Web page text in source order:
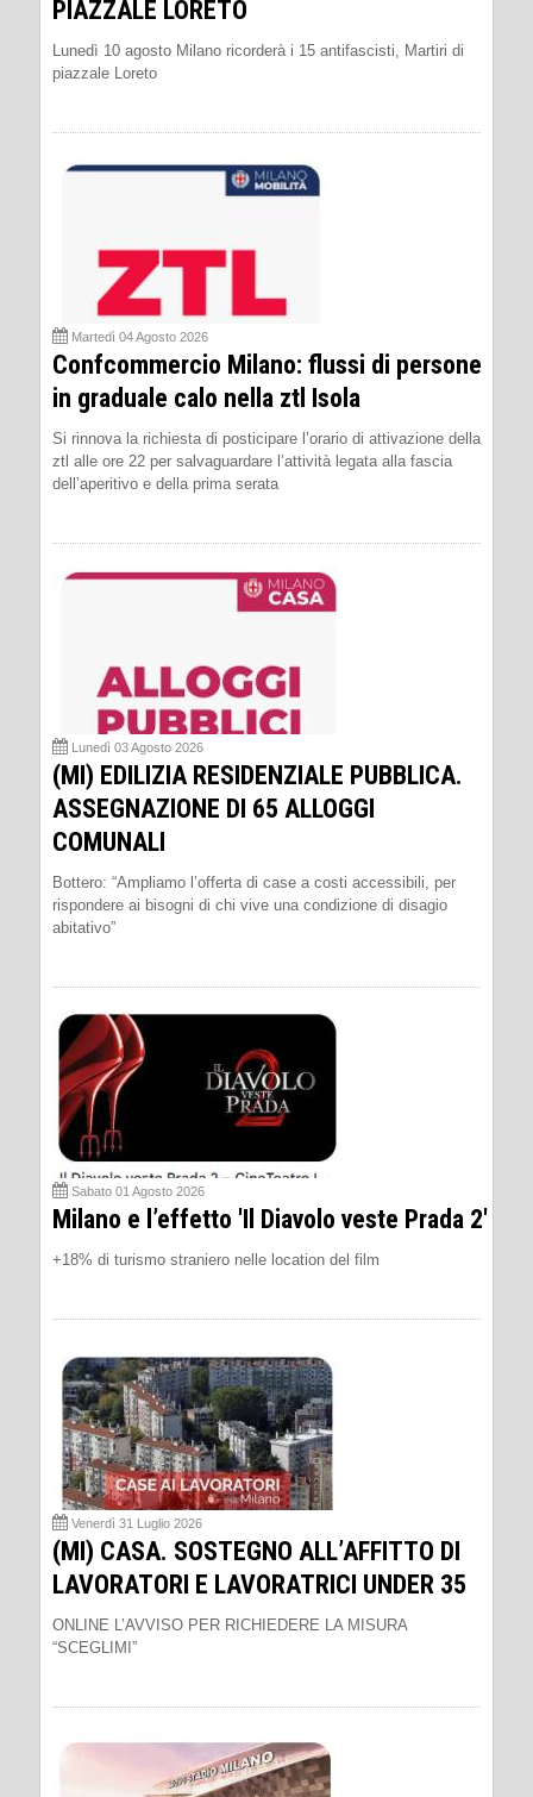
PIAZZALE LORETO
Lunedì 10 agosto Milano ricorderà i 15 antifascisti, Martiri di
piazzale Loreto
Martedì 04 Agosto 2026
Confcommercio Milano: flussi di persone
in graduale calo nella ztl Isola
Si rinnova la richiesta di posticipare l’orario di attivazione della
ztl alle ore 22 per salvaguardare l’attività legata alla fascia
dell’aperitivo e della prima serata
Lunedì 03 Agosto 2026
(MI) EDILIZIA RESIDENZIALE PUBBLICA.
ASSEGNAZIONE DI 65 ALLOGGI
COMUNALI
Bottero: “Ampliamo l’offerta di case a costi accessibili, per
rispondere ai bisogni di chi vive una condizione di disagio
abitativo”
Sabato 01 Agosto 2026
Milano e l’effetto 'Il Diavolo veste Prada 2'
+18% di turismo straniero nelle location del film
Venerdì 31 Luglio 2026
(MI) CASA. SOSTEGNO ALL’AFFITTO DI
LAVORATORI E LAVORATRICI UNDER 35
ONLINE L’AVVISO PER RICHIEDERE LA MISURA
“SCEGLIMI”